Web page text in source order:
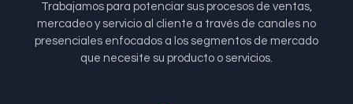
Trabajamos para potenciar sus procesos de ventas,
mercadeo y servicio al cliente a través de canales no
presenciales enfocados a los segmentos de mercado
que necesite su producto o servicios.